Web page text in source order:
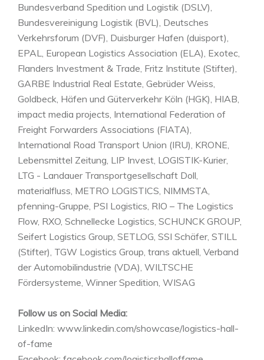
Bundesverband Spedition und Logistik (DSLV),
Bundesvereinigung Logistik (BVL), Deutsches
Verkehrsforum (DVF), Duisburger Hafen (duisport),
EPAL, European Logistics Association (ELA), Exotec,
Flanders Investment & Trade, Fritz Institute (Stifter),
GARBE Industrial Real Estate, Gebrüder Weiss,
Goldbeck, Häfen und Güterverkehr Köln (HGK), HIAB,
impact media projects, International Federation of
Freight Forwarders Associations (FIATA),
International Road Transport Union (IRU), KRONE,
Lebensmittel Zeitung, LIP Invest, LOGISTIK-Kurier,
LTG - Landauer Transportgesellschaft Doll,
materialfluss, METRO LOGISTICS, NIMMSTA,
pfenning-Gruppe, PSI Logistics, RIO – The Logistics
Flow, RXO, Schnellecke Logistics, SCHUNCK GROUP,
Seifert Logistics Group, SETLOG, SSI Schäfer, STILL
(Stifter), TGW Logistics Group, trans aktuell, Verband
der Automobilindustrie (VDA), WILTSCHE
Fördersysteme, Winner Spedition, WISAG
Follow us on Social Media:
LinkedIn: www.linkedin.com/showcase/logistics-hall-
of-fame